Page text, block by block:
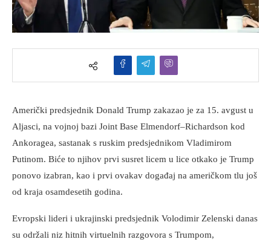
Američki predsjednik Donald Trump zakazao je za 15. avgust u
Aljasci, na vojnoj bazi Joint Base Elmendorf–Richardson kod
Ankoragea, sastanak s ruskim predsjednikom Vladimirom
Putinom. Biće to njihov prvi susret licem u lice otkako je Trump
ponovo izabran, kao i prvi ovakav događaj na američkom tlu još
od kraja osamdesetih godina.
Evropski lideri i ukrajinski predsjednik Volodimir Zelenski danas
su održali niz hitnih virtuelnih razgovora s Trumpom,